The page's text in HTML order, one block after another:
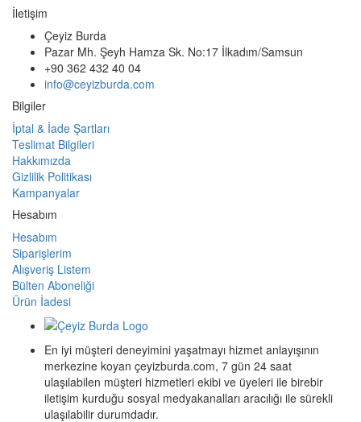
İletişim
Çeyiz Burda
Pazar Mh. Şeyh Hamza Sk. No:17 İlkadım/Samsun
+90 362 432 40 04
info@ceyizburda.com
Bilgiler
İptal & İade Şartları
Teslimat Bilgileri
Hakkımızda
Gizlilik Politikası
Kampanyalar
Hesabım
Hesabım
Siparişlerim
Alışveriş Listem
Bülten Aboneliği
Ürün İadesi
En iyi müşteri deneyimini yaşatmayı hizmet anlayışının
merkezine koyan çeyizburda.com, 7 gün 24 saat
ulaşılabilen müşteri hizmetleri ekibi ve üyeleri ile birebir
iletişim kurduğu sosyal medyakanalları aracılığı ile sürekli
ulaşılabilir durumdadır.